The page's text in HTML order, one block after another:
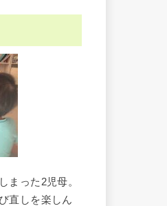
まった2児母。
直しを楽しん